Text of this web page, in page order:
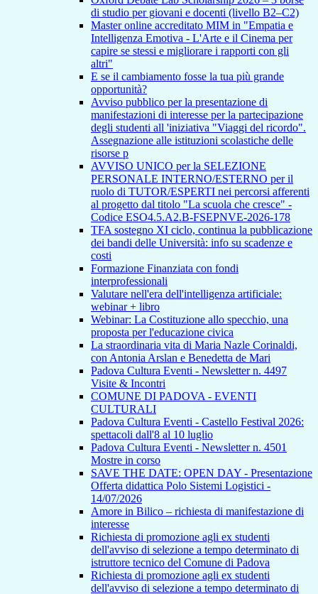
di studio per giovani e docenti (livello B2–C2)
Master online accreditato MIM in "Empatia e
Intelligenza Emotiva - L'Arte e il Cinema per
capire se stessi e migliorare i rapporti con gli
altri"
E se il cambiamento fosse la tua più grande
opportunità?
Avviso pubblico per la presentazione di
manifestazioni di interesse per la partecipazione
degli studenti all 'iniziativa "Viaggi del ricordo".
Assegnazione alle istituzioni scolastiche delle
risorse p
AVVISO UNICO per la SELEZIONE
PERSONALE INTERNO/ESTERNO per il
ruolo di TUTOR/ESPERTI nei percorsi afferenti
al progetto dal titolo "La scuola che cresce" -
Codice ESO4.5.A2.B-FSEPNVE-2026-178
TFA sostegno XI ciclo, continua la pubblicazione
dei bandi delle Università: info su scadenze e
costi
Formazione Finanziata con fondi
interprofessionali
Valutare nell'era dell'intelligenza artificiale:
webinar + libro
Webinar: La Costituzione allo specchio, una
proposta per l'educazione civica
La straordinaria vita di Maria Nazle Corinaldi,
con Antonia Arslan e Benedetta de Mari
Padova Cultura Eventi - Newsletter n. 4497
Visite & Incontri
COMUNE DI PADOVA - EVENTI
CULTURALI
Padova Cultura Eventi - Castello Festival 2026:
spettacoli dall'8 al 10 luglio
Padova Cultura Eventi - Newsletter n. 4501
Mostre in corso
SAVE THE DATE: OPEN DAY - Presentazione
Offerta didattica Polo Sistemi Logistici -
14/07/2026
Amore in Bilico – richiesta di manifestazione di
interesse
Richiesta di promozione agli ex studenti
dell'avviso di selezione a tempo determinato di
istruttore tecnico del Comune di Padova
Richiesta di promozione agli ex studenti
dell'avviso di selezione a tempo determinato di